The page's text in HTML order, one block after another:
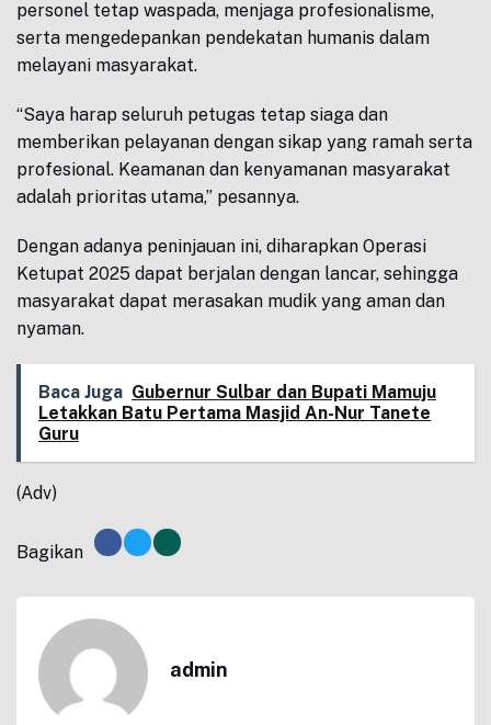
personel tetap waspada, menjaga profesionalisme,
serta mengedepankan pendekatan humanis dalam
melayani masyarakat.
“Saya harap seluruh petugas tetap siaga dan
memberikan pelayanan dengan sikap yang ramah serta
profesional. Keamanan dan kenyamanan masyarakat
adalah prioritas utama,” pesannya.
Dengan adanya peninjauan ini, diharapkan Operasi
Ketupat 2025 dapat berjalan dengan lancar, sehingga
masyarakat dapat merasakan mudik yang aman dan
nyaman.
Baca Juga Gubernur Sulbar dan Bupati Mamuju
Letakkan Batu Pertama Masjid An-Nur Tanete
Guru
(Adv)
Bagikan
admin